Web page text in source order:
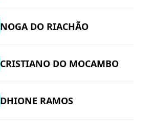
NOGA DO RIACHÃO
CRISTIANO DO MOCAMBO
DHIONE RAMOS